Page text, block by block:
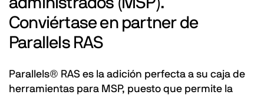
administrados (MSP).
Conviértase en partner de
Parallels RAS
Parallels® RAS es la adición perfecta a su caja de
herramientas para MSP, puesto que permite la